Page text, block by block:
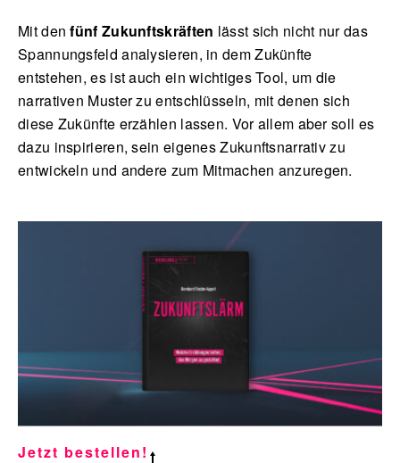
Mit denfünf Zukunftskräften lässt sich nicht nur das
Spannungsfeld analysieren, in dem Zukünfte
entstehen, es ist auch ein wichtiges Tool, um die
narrativen Muster zu entschlüsseln, mit denen sich
diese Zukünfte erzählen lassen. Vor allem aber soll es
dazu inspirieren, sein eigenes Zukunftsnarrativ zu
entwickeln und andere zum Mitmachen anzuregen.
Jetzt bestellen!